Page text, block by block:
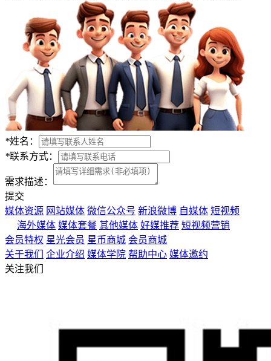
*姓名：
*联系方式：
需求描述：
提交
媒体资源 网站媒体 微信公众号 新浪微博 自媒体 短视频
海外媒体 媒体套餐 其他媒体 好媒推荐 短视频营销
会员特权 星光会员 星币商城 会员商城
关于我们
企业介绍 媒体学院 帮助中心 媒体邀约
关注我们